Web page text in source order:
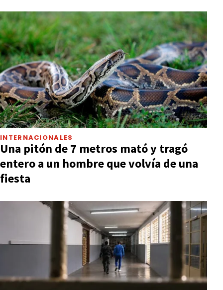
INTERNACIONALES
Una pitón de 7 metros mató y tragó
entero a un hombre que volvía de una
fiesta